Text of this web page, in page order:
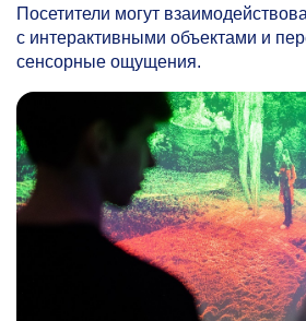
Посетители могут
с интерактивными объектами и
сенсорные ощущения.